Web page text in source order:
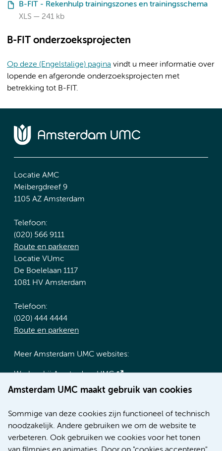
Amsterdam UMC maakt gebruik van cookies
Sommige van deze cookies zijn functioneel of technisch
noodzakelijk. Andere gebruiken we om de website te
verbeteren. Ook gebruiken we cookies voor het tonen
B-FIT - Rekenhulp trainingszones en trainingsschema
XLS
241 kb
B-FIT onderzoeksprojecten
Op deze (Engelstalige) pagina vindt u meer informatie over
lopende en afgeronde onderzoeksprojecten met
betrekking tot B-FIT.
Locatie AMC
Meibergdreef 9
1105 AZ Amsterdam
Telefoon:
(020) 566 9111
Route en parkeren
Locatie VUmc
De Boelelaan 1117
1081 HV Amsterdam
Telefoon:
(020) 444 4444
Route en parkeren
Meer Amsterdam UMC websites:
Werken bij Amsterdam UMC
Over Amsterdam UMC
Research
Educatie locatie AMC
Educatie locatie VUmc